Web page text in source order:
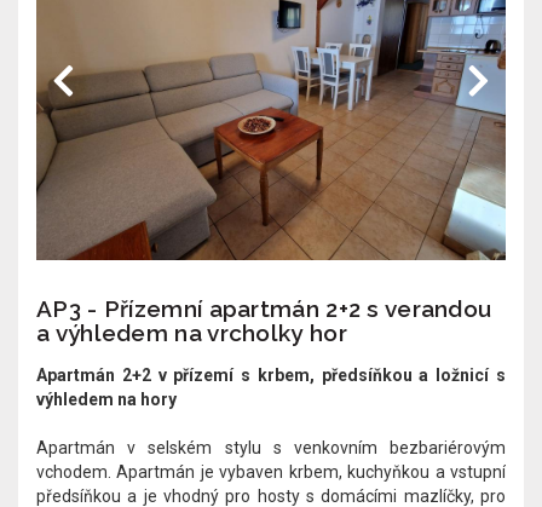
AP3 - Přízemní apartmán 2+2 s verandou
a výhledem na vrcholky hor
Apartmán 2+2 v přízemí s krbem, předsíňkou a ložnicí s
výhledem na hory
Apartmán v selském stylu s venkovním bezbariérovým
vchodem. Apartmán je vybaven krbem, kuchyňkou a vstupní
předsíňkou a je vhodný pro hosty s domácími mazlíčky, pro